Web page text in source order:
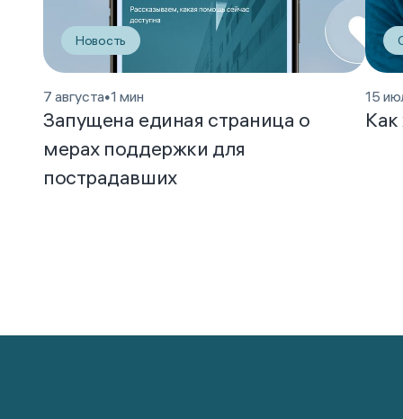
Новость
7 августа•1 мин
Запущена единая страница о
мерах поддержки для
пострадавших
15